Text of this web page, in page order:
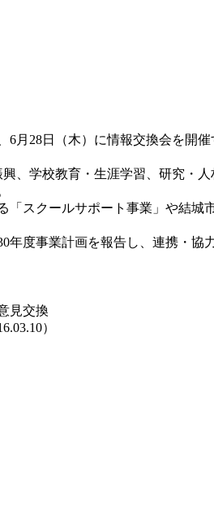
月28日（木）に情報交換会を開
学校教育・生涯学習、研究・
スクールサポート事業」や結城
度事業計画を報告し、連携・協
見交換
）